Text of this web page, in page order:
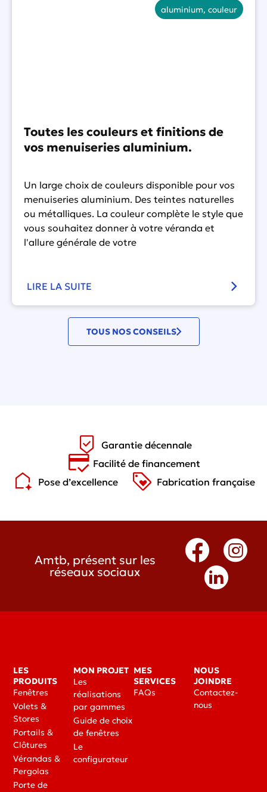
aluminium, couleur
Toutes les couleurs et finitions de
vos menuiseries aluminium.
Un large choix de couleurs disponible pour vos
menuiseries aluminium. Des teintes naturelles
ou métalliques. La couleur complète le style que
vous souhaitez donner à votre véranda et
l'allure générale de votre
LIRE LA SUITE
TOUS NOS CONSEILS
Garantie décennale
Facilité de financement
Pose d’excellence
Fabrication française
Amtb, présent sur les
réseaux sociaux
LES
PRODUITS
Fenêtres
Volets &
Stores
Portails &
Clôtures
Vérandas &
Pergolas
Porte de
MON PROJET
Les
réalisations
par gammes
Guide de choix
de fenêtres
Le
configurateur
MES
SERVICES
FAQs
NOUS
JOINDRE
Contactez-
nous